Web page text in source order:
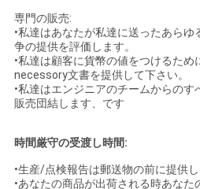
専門の販売:
•私達はあなたが私達に送ったあら
争の提供を評価します。
•私達は顧客に貨幣の値をつけるた
necessory文書を提供して下さい。
•私達はエンジニアのチームからの
販売団結します、です
時間厳守の受渡し時間:
•生産/点検報告は郵送物の前に提供
•あなたの商品が出荷される時あな